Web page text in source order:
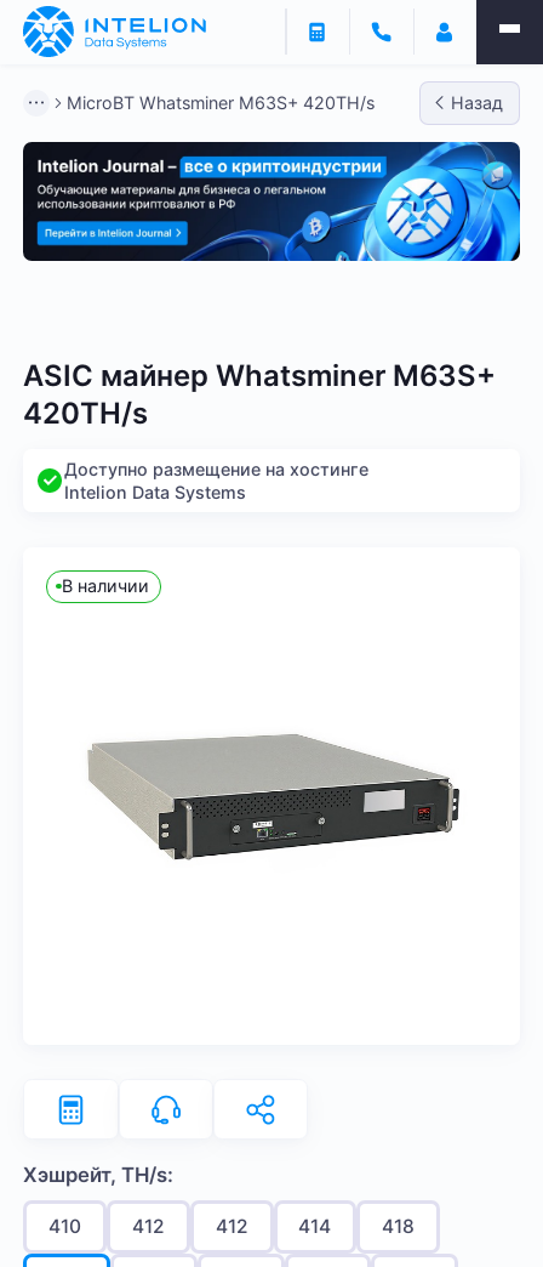
MicroBT Whatsminer M63S+ 420TH/s Назад
ASIC майнер Whatsminer M63S+
420TH/s
Доступно размещение на хостинге
Intelion Data Systems
В наличии
Хэшрейт, TH/s:
410 412 412 414 418